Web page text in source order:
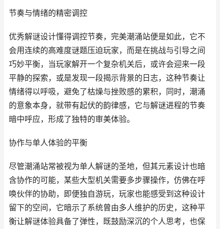
节奏与情绪的精密调控
优秀解谜设计懂得调控节奏，完美潮涌站便是如此，它不
会用连续的高难度谜题压迫玩家，而是在挑战与引导之间
巧妙平衡，当玩家解开一个复杂机关后，或许会迎来一段
平静的探索，或是发现一段揭示背景的日志，这种节奏让
情绪得以呼吸，避免了枯燥与挫败感的累积，同时，潮涌
的意象本身，就带有起伏的韵律感，它与解谜进程的节奏
暗中呼应，形成了独特的审美体验。
协作与单人体验的平衡
尽管潮涌站常被视为单人解谜的圣地，但其元素设计也暗
含协作的可能，某些大型机关需要多步骤操作，仿佛在呼
唤伙伴的协助，即便独自游玩，玩家也能感受到这种设计
留下的空间，它暗示了系统曾由多人维护的历史，这种平
衡让解谜体验具备了弹性，既鼓励深沉的个人思考，也保